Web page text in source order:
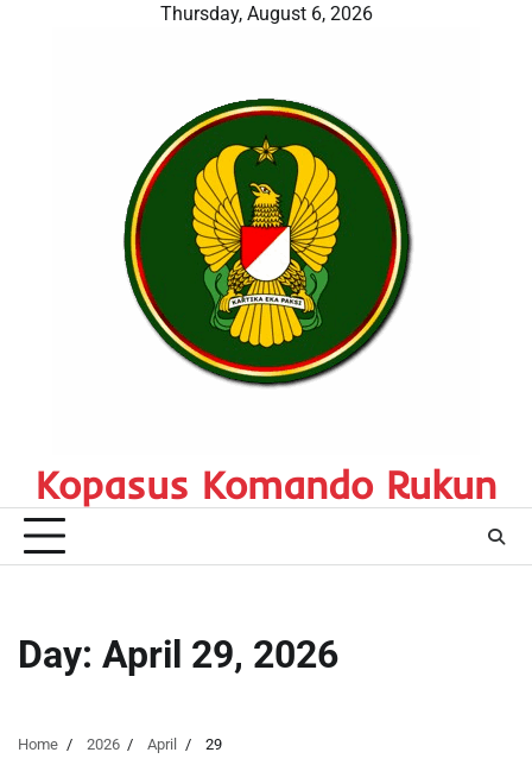
Thursday, August 6, 2026
Kopasus Komando Rukun
Day: April 29, 2026
Home 2026 April 29